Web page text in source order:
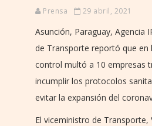
Prensa 29 abril, 2021
Asunción, Paraguay, Agencia
de Transporte reportó que en
control multó a 10 empresas
incumplir los protocolos
evitar la expansión del
El viceministro de Transporte,